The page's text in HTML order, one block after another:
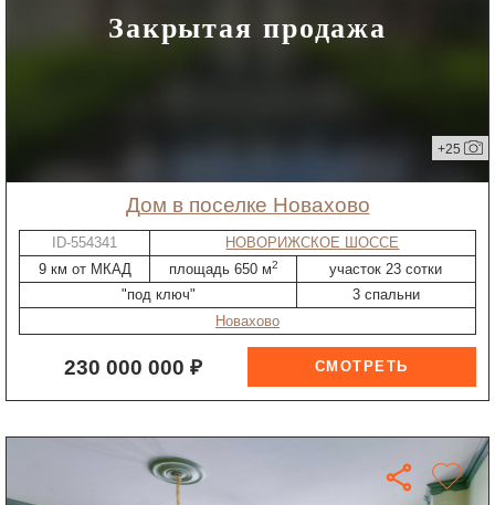
Закрытая продажа
+25
дом в поселке Новахово
ID-554341
НОВОРИЖСКОЕ ШОССЕ
9 км от МКАД
площадь 650 м2
участок 23 сотки
"под ключ"
3 спальни
Новахово
230 000 000 ₽